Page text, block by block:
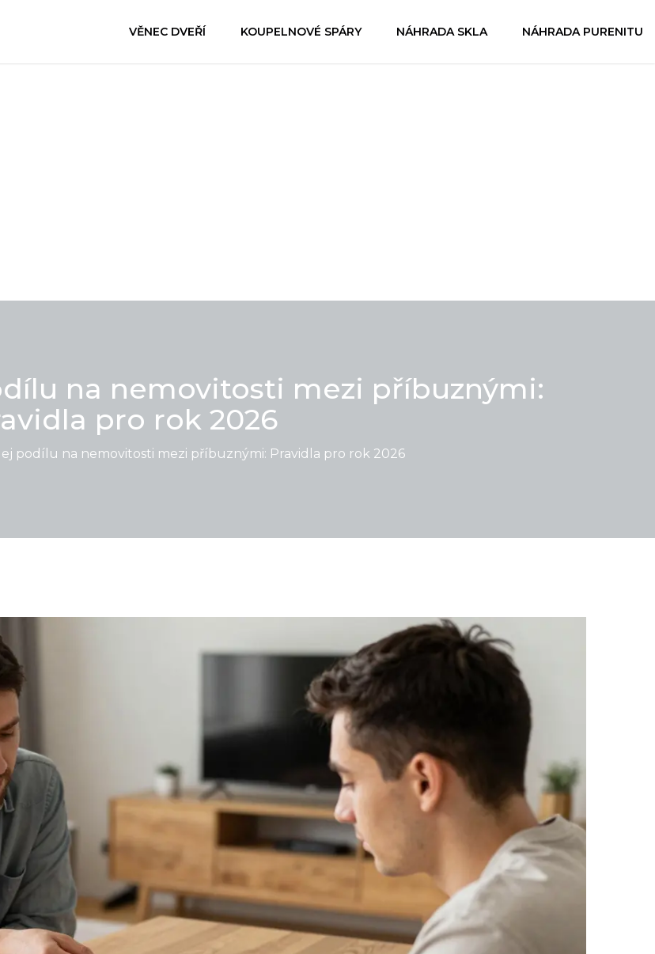
VĚNEC DVEŘÍ KOUPELNOVÉ SPÁRY NÁHRADA SKLA NÁHRADA PURENITU
na nemovitosti mezi příbuznými:
pro rok 2026
podílu na nemovitosti mezi příbuznými: Pravidla pro rok 2026